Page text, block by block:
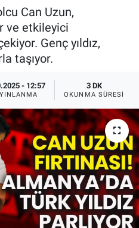
Can Uzun,
ve etkileyici
Genç yıldız,
taşıyor.
- 12:57 3 DK
OKUNMA SÜRESI